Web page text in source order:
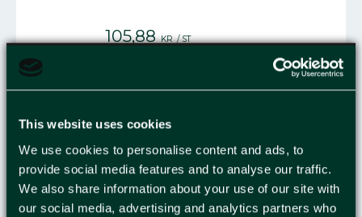
This website uses cookies
We use cookies to personalise content and ads, to
provide social media features and to analyse our traffic.
We also share information about your use of our site with
our social media, advertising and analytics partners who
105,88 KR /ST
SAX WESTCOTT ROSTFRITT STÅL